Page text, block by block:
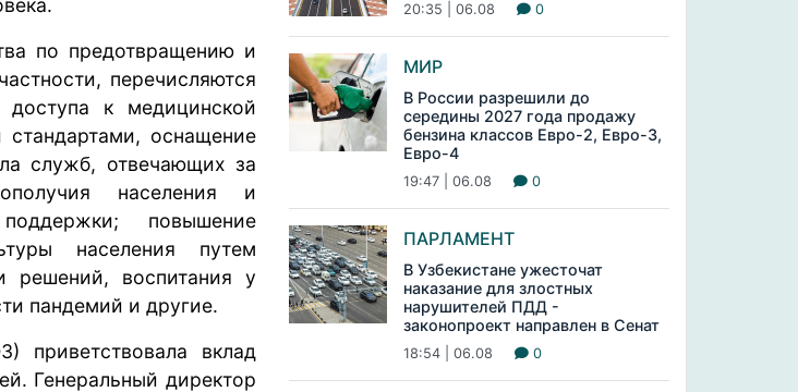
по предотвращению и
перечисляются
к медицинской
оснащение
служб, отвечающих за
населения и
повышение
населения путем
решений, воспитания у
пандемий и другие.
приветствовала вклад
Генеральный директор
20:35 | 06.08 0
МИР
В России разрешили до
середины 2027 года продажу
бензина классов Евро-2, Евро-3,
Евро-4
19:47 | 06.08 0
ПАРЛАМЕНТ
В Узбекистане ужесточат
наказание для злостных
нарушителей ПДД -
законопроект направлен в Сенат
18:54 | 06.08 0